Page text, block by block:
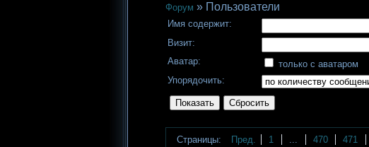
Форум » Пользователи
Имя содержит:
Визит:
Аватар:
только с аватаром
Упорядочить:
Страницы: Пред. 1 470 471